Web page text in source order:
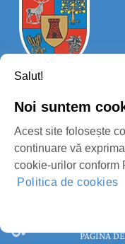
PAGINĂ
Salut!
Noi suntem
Acest site folosește
continuare vă
cookie-urilor conform
Politica de cookies